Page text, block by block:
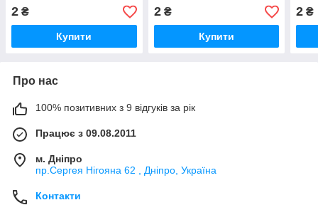
2 ₴
Купити
2₴
Купити
2 ₴
Про нас
100% позитивних з 9 відгуків за рік
Працює з 09.08.2011
м. Дніпро
пр.Сергея Нігояна 62 , Дніпро, Україна
Контакти